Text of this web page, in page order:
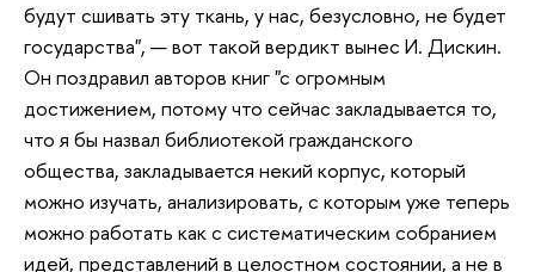
будут сшивать эту ткань, у нас, безусловно, не будет
государства", — вот такой вердикт вынес И. Дискин.
Он поздравил авторов книг "с огромным
достижением, потому что сейчас закладывается то,
что я бы назвал библиотекой гражданского
общества, закладывается некий корпус, который
можно изучать, анализировать, с которым уже теперь
можно работать как с систематическим собранием
идей, представлений в целостном состоянии, а не в